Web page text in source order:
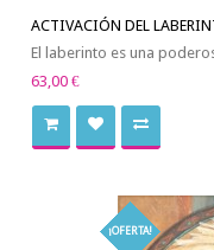
ACTIVACIÓN DEL
El laberinto es una
63,00 €
¡OFERTA!